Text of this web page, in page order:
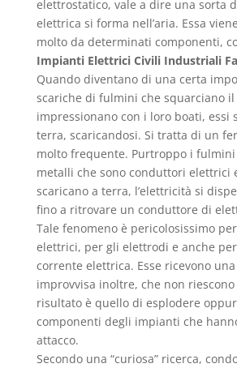
elettrostatico, vale a dire una sorta
elettrica si forma nell’aria. Essa
molto da determinati componenti,
Impianti Elettrici Civili Industriali
Quando diventano di una certa
scariche di fulmini che squarciano il
impressionano con i loro boati, essi
terra, scaricandosi. Si tratta di un
molto frequente. Purtroppo i
metalli che sono conduttori elettrici
scaricano a terra, l’elettricità si
fino a ritrovare un conduttore di
Tale fenomeno è pericolosissimo
elettrici, per gli elettrodi e anche
corrente elettrica. Esse ricevono
improvvisa inoltre, che non
risultato è quello di esplodere
componenti degli impianti che
attacco.
Secondo una “curiosa” ricerca,